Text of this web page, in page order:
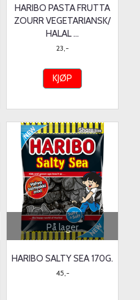
HARIBO PASTA FRUTTA
ZOURR VEGETARIANSK/
HALAL ...
23,-
KJØP
På lager
HARIBO SALTY SEA 170G.
45,-